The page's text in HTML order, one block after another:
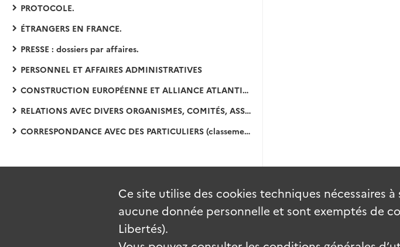
PROTOCOLE.
ÉTRANGERS EN FRANCE.
PRESSE : dossiers par affaires.
PERSONNEL ET AFFAIRES ADMINISTRATIVES
CONSTRUCTION EUROPÉENNE ET ALLIANCE ATLANTIQUE.
RELATIONS AVEC DIVERS ORGANISMES, COMITÉS, ASSOCIATIONS, CONGRÈS : dossiers classés par ordre alphabétique (1948-1952).
CORRESPONDANCE AVEC DES PARTICULIERS (classement alphabétique) (1948-1952).
Ce site utilise des cookies techniques nécessaires
aucune donnée personnelle et sont exemptés de
Libertés).